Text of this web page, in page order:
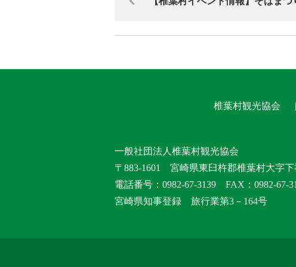
椎葉村観光協会
一般社団法人椎葉村観光協会
〒883-1601 宮崎県東臼杵郡椎葉村大字下
電話番号：0982-67-3139 FAX：0982-67-
宮崎県知事登録 旅行業第3－164号